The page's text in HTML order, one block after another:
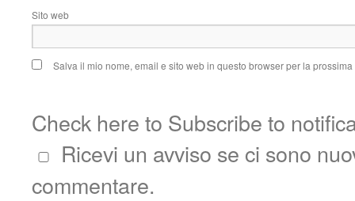
Sito web
Salva il mio nome, email e sito web in questo browser per la
Check here to Subscribe to
Ricevi un avviso se ci sono
commentare.